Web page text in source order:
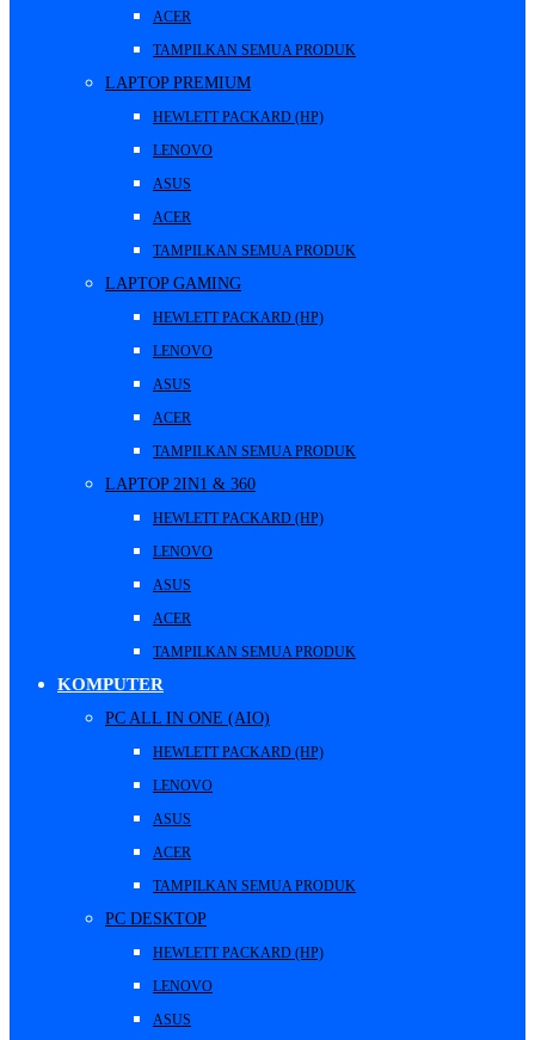
ACER
TAMPILKAN SEMUA PRODUK
LAPTOP PREMIUM
HEWLETT PACKARD (HP)
LENOVO
ASUS
ACER
TAMPILKAN SEMUA PRODUK
LAPTOP GAMING
HEWLETT PACKARD (HP)
LENOVO
ASUS
ACER
TAMPILKAN SEMUA PRODUK
LAPTOP 2IN1 & 360
HEWLETT PACKARD (HP)
LENOVO
ASUS
ACER
TAMPILKAN SEMUA PRODUK
KOMPUTER
PC ALL IN ONE (AIO)
HEWLETT PACKARD (HP)
LENOVO
ASUS
ACER
TAMPILKAN SEMUA PRODUK
PC DESKTOP
HEWLETT PACKARD (HP)
LENOVO
ASUS